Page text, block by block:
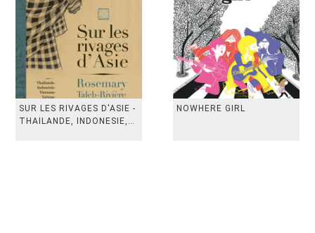
SUR LES RIVAGES D'ASIE -
THAILANDE, INDONESIE,
NOWHERE GIRL